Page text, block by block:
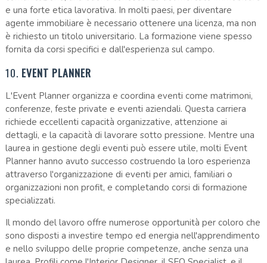
e una forte etica lavorativa. In molti paesi, per diventare
agente immobiliare è necessario ottenere una licenza, ma non
è richiesto un titolo universitario. La formazione viene spesso
fornita da corsi specifici e dall'esperienza sul campo.
10. EVENT PLANNER
L'Event Planner organizza e coordina eventi come matrimoni,
conferenze, feste private e eventi aziendali. Questa carriera
richiede eccellenti capacità organizzative, attenzione ai
dettagli, e la capacità di lavorare sotto pressione. Mentre una
laurea in gestione degli eventi può essere utile, molti Event
Planner hanno avuto successo costruendo la loro esperienza
attraverso l'organizzazione di eventi per amici, familiari o
organizzazioni non profit, e completando corsi di formazione
specializzati.
Il mondo del lavoro offre numerose opportunità per coloro che
sono disposti a investire tempo ed energia nell'apprendimento
e nello sviluppo delle proprie competenze, anche senza una